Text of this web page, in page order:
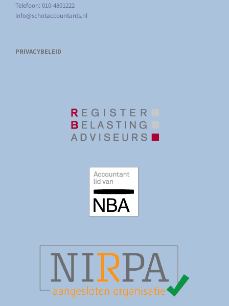
Telefoon: 010-4801222
info@schotaccountants.nl
PRIVACYBELEID